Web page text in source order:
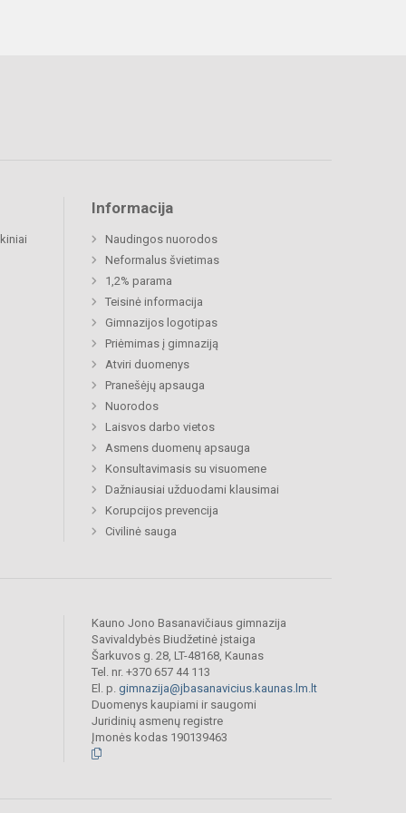
Informacija
Naudingos nuorodos
Neformalus švietimas
1,2% parama
Teisinė informacija
Gimnazijos logotipas
Priėmimas į gimnaziją
Atviri duomenys
Pranešėjų apsauga
Nuorodos
Laisvos darbo vietos
Asmens duomenų apsauga
Konsultavimasis su visuomene
Dažniausiai užduodami klausimai
Korupcijos prevencija
Civilinė sauga
Kauno Jono Basanavičiaus gimnazija
Savivaldybės Biudžetinė įstaiga
Šarkuvos g. 28, LT-48168, Kaunas
Tel. nr. +370 657 44 113
El. p. gimnazija@jbasanavicius.kaunas.lm.lt
Duomenys kaupiami ir saugomi
Juridinių asmenų registre
Įmonės kodas 190139463